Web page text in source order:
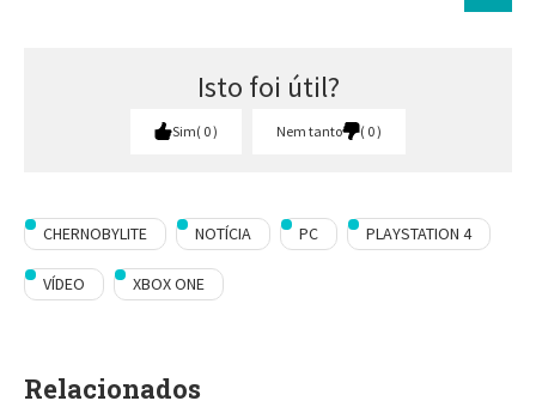
Isto foi útil?
Sim 0 Nem tanto 0
CHERNOBYLITE NOTÍCIA PC PLAYSTATION 4
VÍDEO XBOX ONE
Relacionados